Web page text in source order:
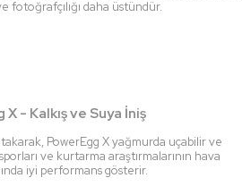
fotoğrafçılığı daha üstündür.
X - Kalkış ve Suya İniş
takarak, PowerEgg X yağmurda uçabilir ve
ve kurtarma araştırmalarının hava
iyi performans gösterir.